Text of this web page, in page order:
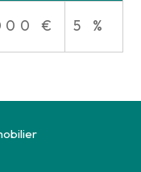
€ 5 %